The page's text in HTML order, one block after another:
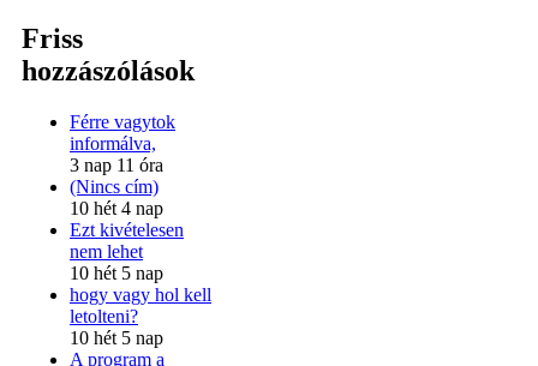
Friss
hozzászólások
Férre vagytok
informálva,
3 nap 11 óra
(Nincs cím)
10 hét 4 nap
Ezt kivételesen
nem lehet
10 hét 5 nap
hogy vagy hol kell
letolteni?
10 hét 5 nap
A program a